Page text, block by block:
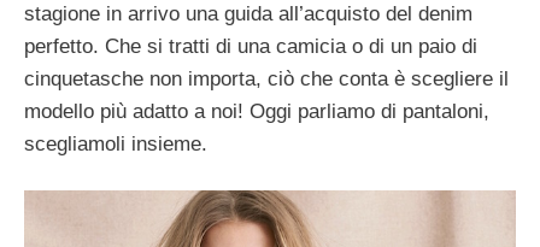
stagione in arrivo una guida all’acquisto del denim
perfetto. Che si tratti di una camicia o di un paio di
cinquetasche non importa, ciò che conta è scegliere il
modello più adatto a noi! Oggi parliamo di pantaloni,
scegliamoli insieme.